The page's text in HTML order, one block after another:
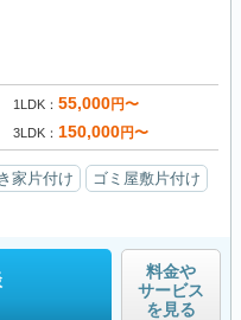
1LDK 55,000円〜
3LDK 150,000円〜
家片付け
ゴミ屋敷片付け
料金や
サービス
を見る